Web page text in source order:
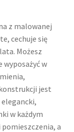
z malowanej
cechuje się
Możesz
wyposażyć w
jest
w każdym
a